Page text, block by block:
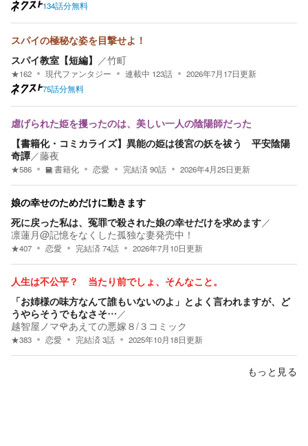
134話分無料
スパイの極秘な姿を目撃せよ！
スパイ教室【短編】 ／竹町
★162 現代ファンタジー 連載中 123話 2026年7月17日更新
75話分無料
虐げられた姫を攫ったのは、美しい一人の陰陽師だった
【書籍化・コミカライズ】異能の姫は後宮の妖を祓う 平安陰陽
奇譚／藤夜
★586 書籍化 恋愛 完結済 90話 2026年4月25日更新
娘の幸せのためだけに動きます
死に戻った私は、冤罪で殺された娘の幸せだけを求めます／
凛蓮月@記憶をなくした孤独な妻発売中！
★407 恋愛 完結済74話 2026年7月10日更新
人生は不公平？ 当たり前でしょ、そんなこと。
「お姉様の味方なんて誰もいないのよ」とよく言われますが、ど
うやらそうでもなさそ…／
越智屋ノマ🌹あえての悪嫁８/３コミック
★383 恋愛 完結済3話 2025年10月18日更新
もっと見る